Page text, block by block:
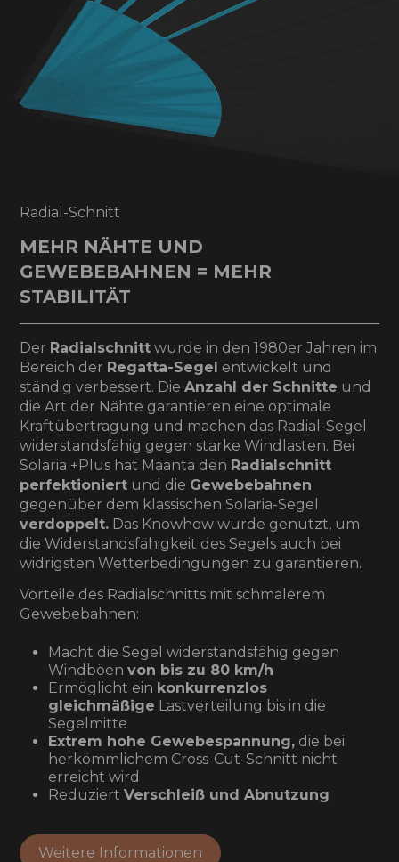
Radial-Schnitt
MEHR NÄHTE UND
GEWEBEBAHNEN = MEHR
STABILITÄT
Der Radialschnitt wurde in den 1980er Jahren im
Bereich der Regatta-Segel entwickelt und
ständig verbessert. DieAnzahl der Schnitte und
die Art der Nähte garantieren eine optimale
Kraftübertragung und machen das Radial-Segel
widerstandsfähig gegen starke Windlasten. Bei
Solaria +Plus hat Maanta den Radialschnitt
perfektioniert und die Gewebebahnen
gegenüber dem klassischen Solaria-Segel
verdoppelt. Das Knowhow wurde genutzt, um
die Widerstandsfähigkeit des Segels auch bei
widrigsten Wetterbedingungen zu garantieren.
Vorteile des Radialschnitts mit schmalerem
Gewebebahnen:
Macht die Segel widerstandsfähig gegen
Windböenvon bis zu 80 km/h
Ermöglicht ein konkurrenzlos
gleichmäßige Lastverteilung bis in die
Segelmitte
Extrem hohe Gewebespannung, die bei
herkömmlichem Cross-Cut-Schnitt nicht
erreicht wird
ReduziertVerschleiß und Abnutzung
Weitere Informationen